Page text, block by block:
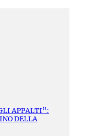
APPALTI”:
DELLA